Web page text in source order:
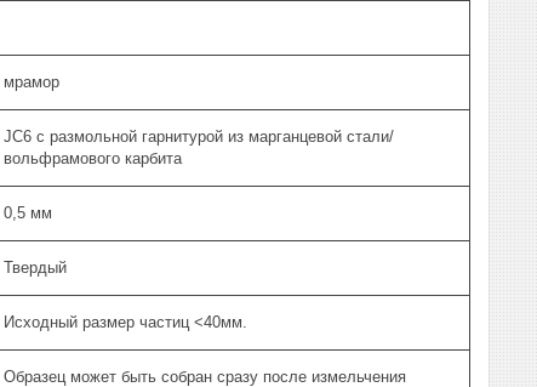
мрамор
JC6 с размольной гарнитурой из марганцевой стали/
вольфрамового карбита
0,5 мм
Твердый
Исходный размер частиц <40мм.
Образец может быть собран сразу после измельчения